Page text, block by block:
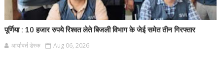
पूर्णिया : 10 हजार रुपये रिश्वत लेते बिजली विभाग के जेई समेत तीन गिरफ्तार
आर्यावर्त डेस्क Aug 06, 2026